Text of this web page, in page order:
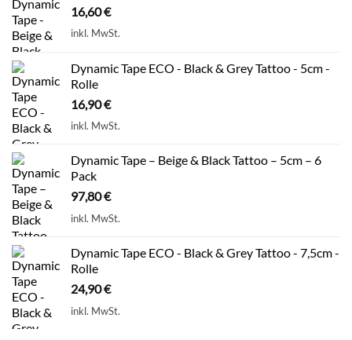
16,60€
inkl. MwSt.
Dynamic Tape ECO - Black & Grey Tattoo - 5cm -
Rolle
16,90€
inkl. MwSt.
Dynamic Tape – Beige & Black Tattoo – 5cm – 6
Pack
97,80€
inkl. MwSt.
Dynamic Tape ECO - Black & Grey Tattoo - 7,5cm -
Rolle
24,90€
inkl. MwSt.